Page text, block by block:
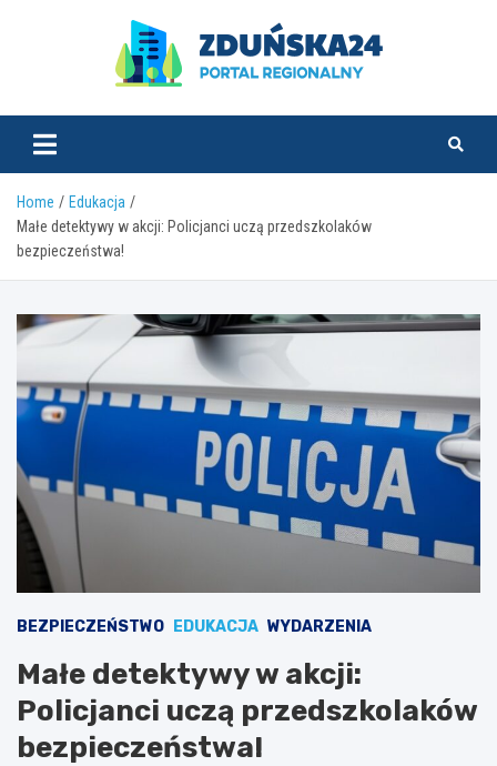
zdunska24.pl
Home
Edukacja
Małe detektywy w akcji: Policjanci uczą przedszkolaków
bezpieczeństwa!
BEZPIECZEŃSTWO EDUKACJA WYDARZENIA
Małe detektywy w akcji:
Policjanci uczą przedszkolaków
bezpieczeństwa!